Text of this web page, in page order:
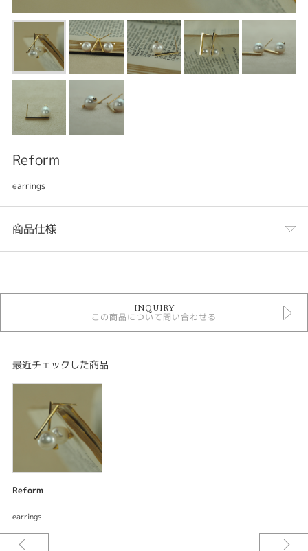
Reform
earrings
商品仕様
デジタルジュエリーリフォーム
オーダーメイド ピアス
素材：K18イエローゴールド
サイズ：約13mm
加工：鏡面仕上げ
宝石：パール
ご要望をお伺いしながらデザインしてサンプル〈レジン〉を試着できる。何
ダーメイド出来るまったく新しいリフォームシステムです。
お手持ちのパールネックレスから外した珠をモードなピアスにジュエリーリ
フォームさせていただきました。真珠の穴が貫通したものはアレンジがしず
らいですが、今回は、日常に着けれるようにスマートでお洒落なデザインに
INQUIRY
この商品について問い合わせる
最近チェックした商品
Reform
earrings